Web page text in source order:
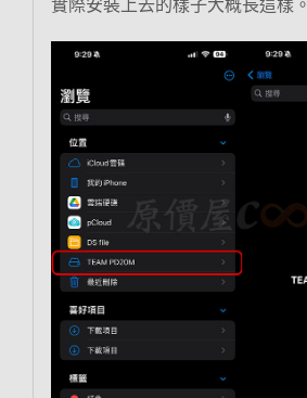
實際安裝上去的樣子大概長這樣。